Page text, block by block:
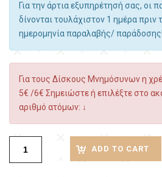
Για την άρτια εξυπηρέτησή σας, οι
δίνονται τουλάχιστον 1 ημέρα πριν
ημερομηνία παραλαβής/ παράδοσης!
Για τους Δίσκους Μνημόσυνων η
5€ /6€ Σημειώστε ή επιλέξτε στο
αριθμό ατόμων: ↓
ADD TO CART